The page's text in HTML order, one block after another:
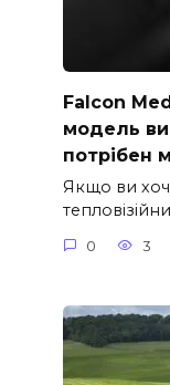
Falcon
модель
потрібен
Якщо ви хоч
0 3